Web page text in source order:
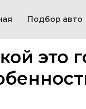
Подбор авто
это